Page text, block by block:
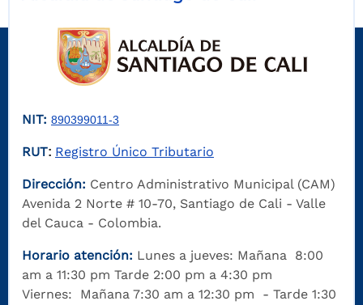
NIT: 890399011-3
RUT: Registro Único Tributario
Dirección: Centro Administrativo Municipal (CAM)
Avenida 2 Norte # 10-70, Santiago de Cali - Valle
del Cauca - Colombia.
Horario atención: Lunes a jueves: Mañana 8:00
am a 11:30 pm Tarde 2:00 pm a 4:30 pm
Viernes: Mañana 7:30 am a 12:30 pm - Tarde 1:30